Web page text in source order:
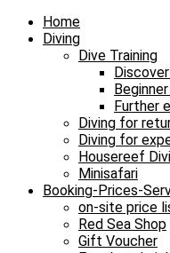
Home
Diving
Dive Training
Further
Diving for
Diving for
Housereef
Minisafari
Booking-Prices-
on-site price
Red Sea Shop
Gift Voucher